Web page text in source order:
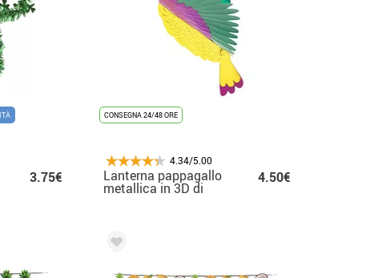
3.75€
CONSEGNA 24/48 ORE
4.34/5.00
Lanterna pappagallo
metallica in 3D di
4.50€